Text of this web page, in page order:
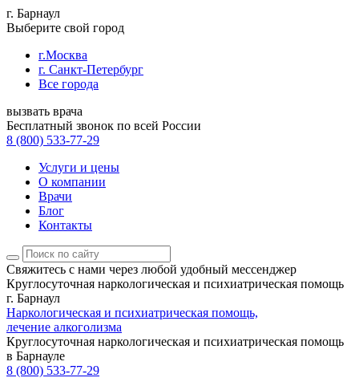
г. Барнаул
Выберите свой город
г.Москва
г. Санкт-Петербург
Все города
вызвать врача
Бесплатный звонок по всей России
8 (800) 533-77-29
Услуги и цены
О компании
Врачи
Блог
Контакты
Свяжитесь с нами через любой удобный мессенджер
Круглосуточная наркологическая и психиатрическая помощь
г. Барнаул
Наркологическая и психиатрическая помощь,
лечение алкоголизма
Круглосуточная наркологическая и психиатрическая помощь
в Барнауле
8 (800) 533-77-29